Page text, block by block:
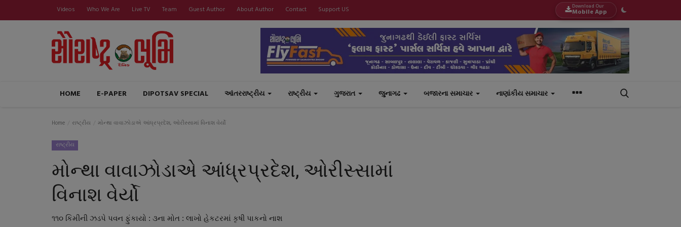
Videos Who We Are Live TV Team Guest Author About Author Contact Support US Download Our
Mobile App
HOME E-PAPER DIPOTSAV SPECIAL આંતરરાષ્ટ્રીય રાષ્ટ્રીય ગુજરાત જુનાગઢ બજારના સમાચાર નાણાંકીય સમાચાર
Home રાષ્ટ્રીય મોન્થા વાવાઝોડાએ આંધ્રપ્રદેશ, ઓરીસ્સામાં વિનાશ વેર્યો
રાષ્ટ્રીય
મોન્થા વાવાઝોડાએ આંધ્રપ્રદેશ, ઓરીસ્સામાં
વિનાશ વેર્યો
૧૧૦ કિમીની ઝડપે પવન ફુંકાયો : ૩ના મોત : લાખો હેકટરમાં કૃષી પાકનો નાશ